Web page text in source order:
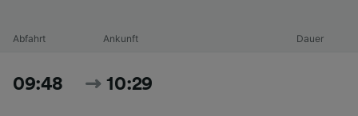
Abfahrt Ankunft Dauer
09:48 10:29